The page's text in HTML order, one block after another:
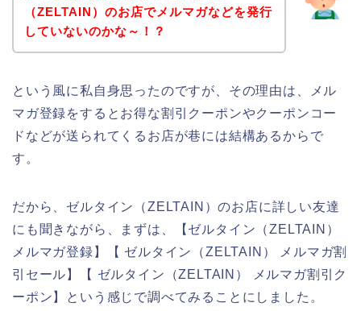
（ZELTAIN）のお店でメルマガなどを発行
していないのかな～！？
という風に私自身思ったのですが、その理由は、メル
マガ登録をするとお得な割引クーポンやクーポンコー
ドなどが送られてくるお店が巷には結構あるからで
す。
だから、ゼルタイン（ZELTAIN）のお店に詳しい友達
にも聞きながら、まずは、【ゼルタイン（ZELTAIN）
メルマガ登録】【 ゼルタイン（ZELTAIN） メルマガ割
引セール】【 ゼルタイン（ZELTAIN） メルマガ割引ク
ーポン】という感じで調べてみることにしました。